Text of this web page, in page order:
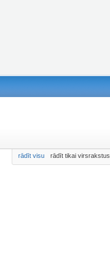
rādīt visu rādīt tikai virsrakstus